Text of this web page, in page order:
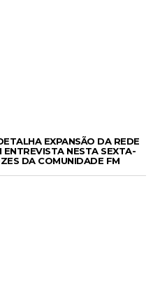
EXPANSÃO DA REDE
NESTA SEXTA-
DA COMUNIDADE FM